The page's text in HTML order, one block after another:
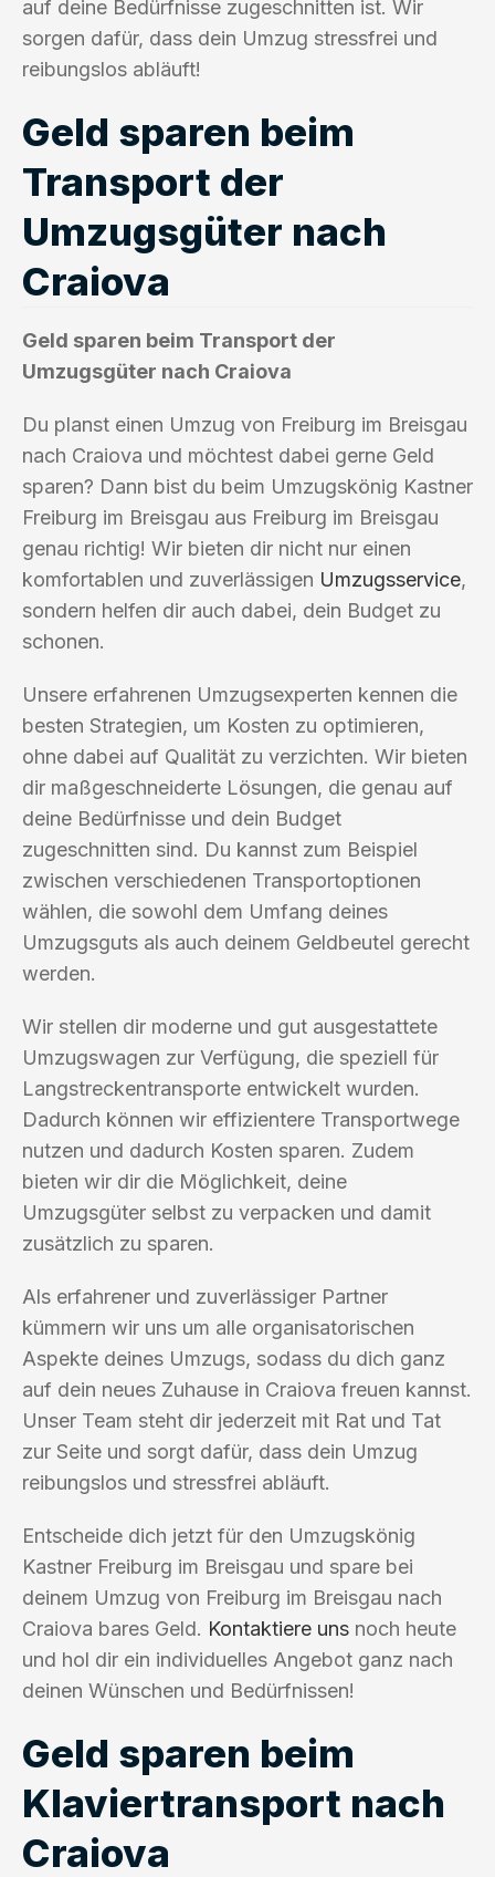
auf deine Bedürfnisse zugeschnitten ist. Wir
sorgen dafür, dass dein Umzug stressfrei und
reibungslos abläuft!
Geld sparen beim
Transport der
Umzugsgüter nach
Craiova
Geld sparen beim Transport der
Umzugsgüter nach Craiova
Du planst einen Umzug von Freiburg im Breisgau
nach Craiova und möchtest dabei gerne Geld
sparen? Dann bist du beim Umzugskönig Kastner
Freiburg im Breisgau aus Freiburg im Breisgau
genau richtig! Wir bieten dir nicht nur einen
komfortablen und zuverlässigen Umzugsservice,
sondern helfen dir auch dabei, dein Budget zu
schonen.
Unsere erfahrenen Umzugsexperten kennen die
besten Strategien, um Kosten zu optimieren,
ohne dabei auf Qualität zu verzichten. Wir bieten
dir maßgeschneiderte Lösungen, die genau auf
deine Bedürfnisse und dein Budget
zugeschnitten sind. Du kannst zum Beispiel
zwischen verschiedenen Transportoptionen
wählen, die sowohl dem Umfang deines
Umzugsguts als auch deinem Geldbeutel gerecht
werden.
Wir stellen dir moderne und gut ausgestattete
Umzugswagen zur Verfügung, die speziell für
Langstreckentransporte entwickelt wurden.
Dadurch können wir effizientere Transportwege
nutzen und dadurch Kosten sparen. Zudem
bieten wir dir die Möglichkeit, deine
Umzugsgüter selbst zu verpacken und damit
zusätzlich zu sparen.
Als erfahrener und zuverlässiger Partner
kümmern wir uns um alle organisatorischen
Aspekte deines Umzugs, sodass du dich ganz
auf dein neues Zuhause in Craiova freuen kannst.
Unser Team steht dir jederzeit mit Rat und Tat
zur Seite und sorgt dafür, dass dein Umzug
reibungslos und stressfrei abläuft.
Entscheide dich jetzt für den Umzugskönig
Kastner Freiburg im Breisgau und spare bei
deinem Umzug von Freiburg im Breisgau nach
Craiova bares Geld. Kontaktiere uns noch heute
und hol dir ein individuelles Angebot ganz nach
deinen Wünschen und Bedürfnissen!
Geld sparen beim
Klaviertransport nach
Craiova